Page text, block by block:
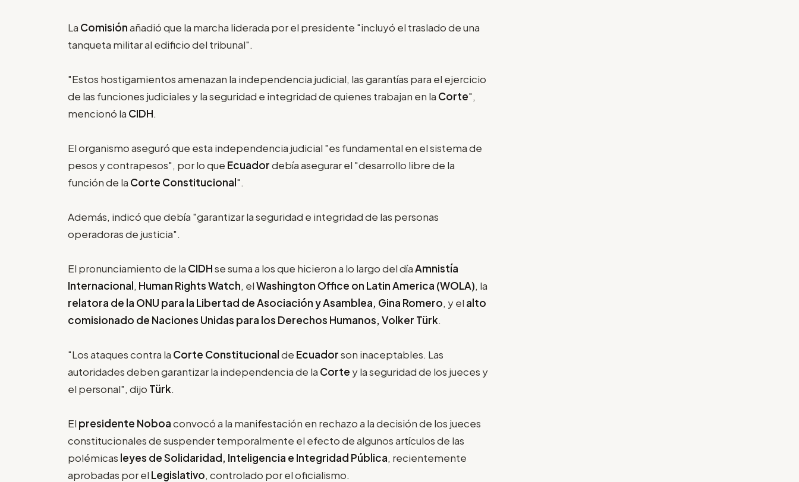
La Comisiónañadió que la marcha liderada por el presidente "incluyó el traslado de una
tanqueta militar al edificio del tribunal".
"Estos hostigamientos amenazan la independencia judicial, las garantías para el ejercicio
de las funciones judiciales y la seguridad e integridad de quienes trabajan en la Corte",
mencionó la CIDH.
El organismo aseguró que esta independencia judicial "es fundamental en el sistema de
pesos y contrapesos", por lo que Ecuadordebía asegurar el "desarrollo libre de la
función de la Corte Constitucional".
Además, indicó que debía "garantizar la seguridad e integridad de las personas
operadoras de justicia".
El pronunciamiento de la CIDHse suma a los que hicieron a lo largo del díaAmnistía
Internacional, Human Rights Watch, elWashington Office on Latin America (WOLA), la
relatora de la ONU para la Libertad de Asociación y Asamblea, Gina Romero, y el alto
comisionado de Naciones Unidas para los Derechos Humanos, Volker Türk.
"Los ataques contra la Corte Constitucionalde Ecuadorson inaceptables. Las
autoridades deben garantizar la independencia de la Corte y la seguridad de los jueces y
el personal", dijo Türk.
El presidente Noboaconvocó a la manifestación en rechazo a la decisión de los jueces
constitucionales de suspender temporalmente el efecto de algunos artículos de las
polémicas leyes de Solidaridad, Inteligencia e Integridad Pública, recientemente
aprobadas por el Legislativo, controlado por el oficialismo.